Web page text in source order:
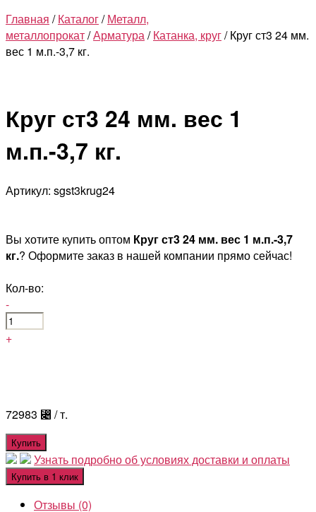
Главная /Каталог/Металл,
металлопрокат/Арматура/Катанка, круг/ Круг ст3 24 мм.
вес 1 м.п.-3,7 кг.
Круг ст3 24 мм. вес 1
м.п.-3,7 кг.
Артикул: sgst3krug24
Вы хотите купить оптом Круг ст3 24 мм. вес 1 м.п.-3,7
кг.? Оформите заказ в нашей компании прямо сейчас!
Кол-во:
-
+
72983 ⃄ / т.
Купить
Узнать подробно об условиях доставки и оплаты
Купить в 1 клик
Отзывы (0)